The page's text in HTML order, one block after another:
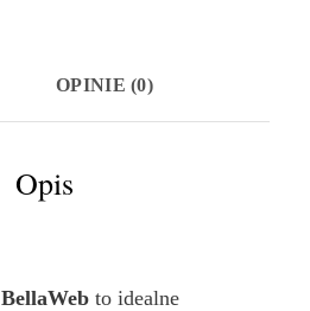
OPINIE (0)
Opis
BellaWeb to idealne